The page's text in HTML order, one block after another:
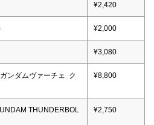
¥2,420
¥2,000
¥3,080
ンダムヴァーチェ ク
¥8,800
THUNDERBOL
¥2,750